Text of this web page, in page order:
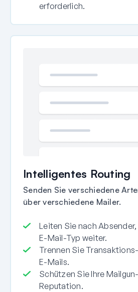
erforderlich.
Intelligentes Routing
Senden Sie verschiedene
über verschiedene Mailer.
Leiten Sie nach
E-Mail-Typ weiter.
Trennen Sie
E-Mails.
Schützen Sie Ihre
Reputation.